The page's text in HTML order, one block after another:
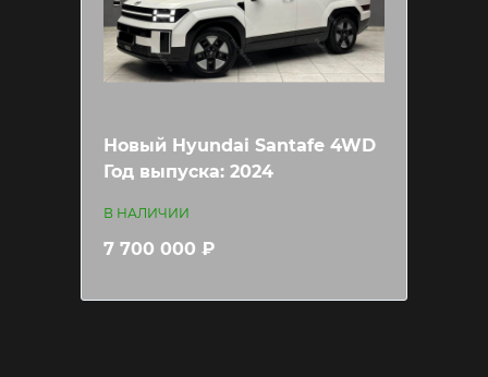
Новый Hyundai Santafe 4WD
Год выпуска: 2024
В НАЛИЧИИ
7 700 000 ₽